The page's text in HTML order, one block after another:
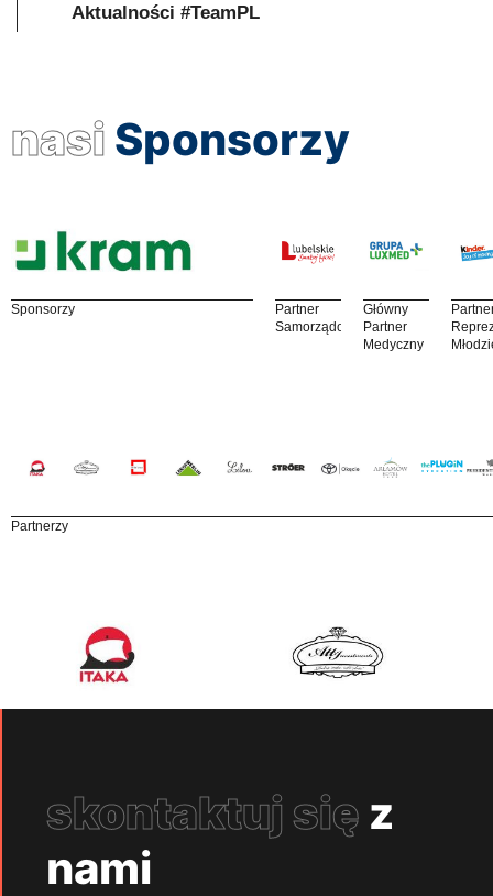
Aktualności #TeamPL
nasi Sponsorzy
Sponsorzy
Partner
Samorządowy
Główny
Partner
Medyczny
Partnerzy
skontaktuj się z
nami